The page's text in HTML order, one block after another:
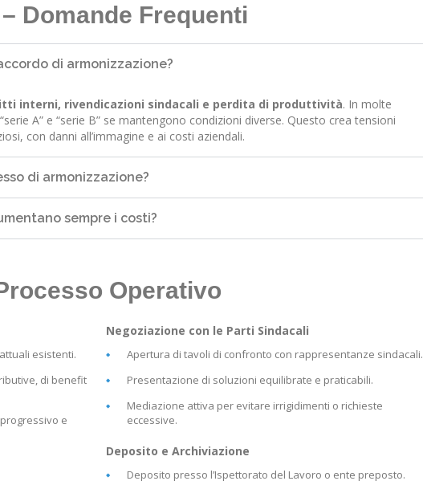
– Domande Frequenti
di armonizzazione?
interni, rivendicazioni sindacali e perdita di produttività. In molte
A” e “serie B” se mantengono condizioni diverse. Questo crea tensioni
con danni all’immagine e ai costi aziendali.
di armonizzazione?
sempre i costi?
Operativo
esistenti.
di benefit
e
Negoziazione con le Parti Sindacali
Apertura di tavoli di confronto con rappresentanze sindacali.
Presentazione di soluzioni equilibrate e praticabili.
Mediazione attiva per evitare irrigidimenti o richieste
eccessive.
Deposito e Archiviazione
Deposito presso l’Ispettorato del Lavoro o ente preposto.